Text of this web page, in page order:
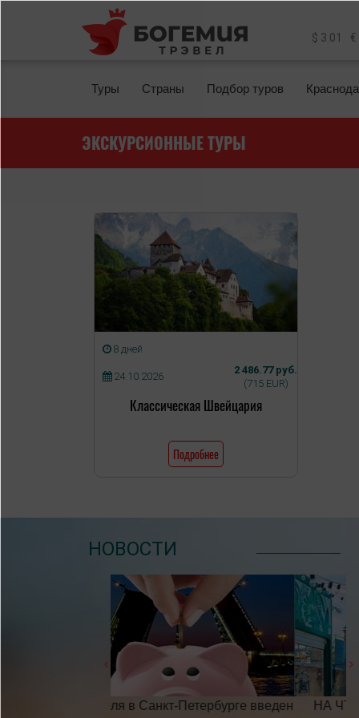
Перейти к основному содержанию
$ 3.01 €
Туры Страны Подбор туров
ЭКСКУРСИОННЫЕ ТУРЫ
8 дней
24.10.2026
2 486.77 руб.
(715 EUR)
Классическая Швейцария
Подробнее
НОВОСТИ
​НА ЧТО ОБРАТИТЬ ВНИМАНИЕ